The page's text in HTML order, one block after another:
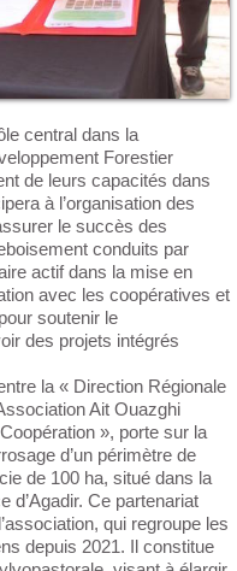
Forestier
de leurs capacités dans
à l’organisation des
le succès des
conduits par
actif dans la mise en
avec les coopératives et
soutenir le
des projets intégrés
la « Direction Régionale
Ait Ouazghi
», porte sur la
d’un périmètre de
de 100 ha, situé dans la
d’Agadir. Ce partenariat
qui regroupe les
depuis 2021. Il constitue